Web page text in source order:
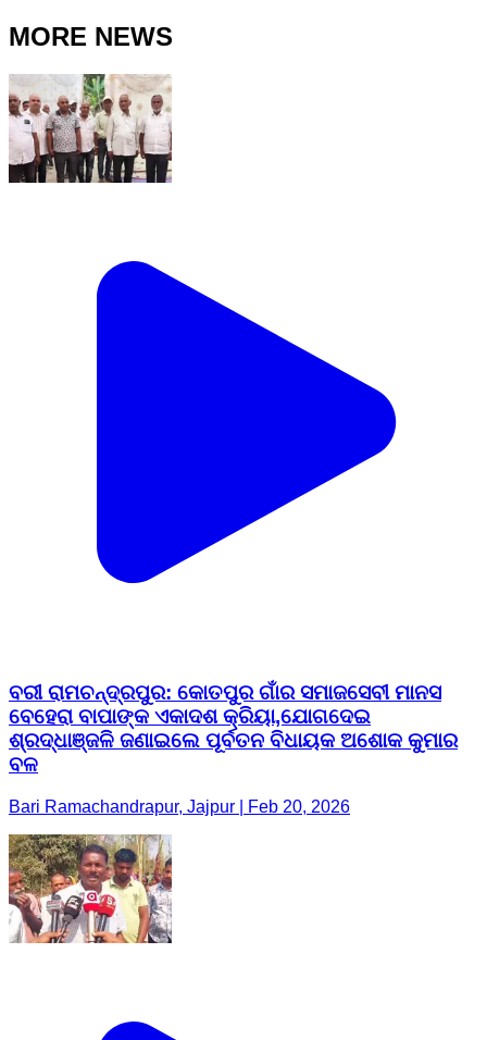
MORE NEWS
ବରୀ ରାମଚନ୍ଦ୍ରପୁର: କୋତପୁର ଗାଁର ସମାଜସେବୀ ମାନସ
ବେହେରା ବାପାଙ୍କ ଏକାଦଶ କ୍ରିୟା,ଯୋଗଦେଇ
ଶ୍ରଦ୍ଧାଞ୍ଜଳି ଜଣାଇଲେ ପୂର୍ବତନ ବିଧାୟକ ଅଶୋକ କୁମାର
ବଳ
Bari Ramachandrapur, Jajpur | Feb 20, 2026